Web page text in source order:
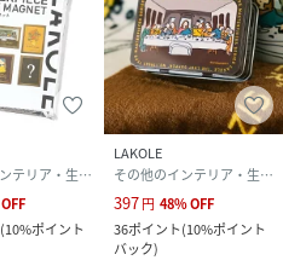
その他のインテリア・生活雑貨
OFF
(10%ポイント
LAKOLE
その他のインテリア・生活雑貨
397円 48%OFF
36ポイント(10%ポイント
バック)